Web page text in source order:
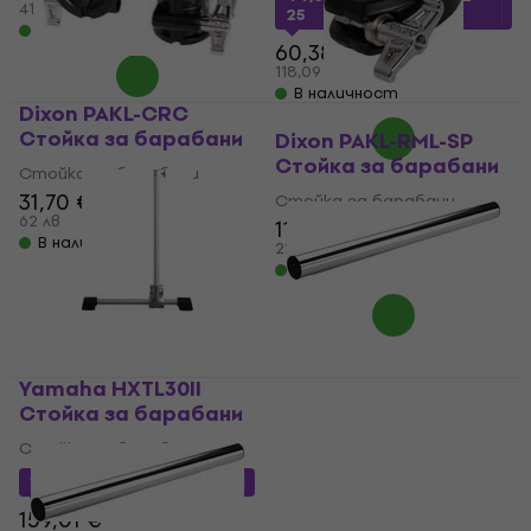
41,66 лв
В наличност
25
60,38 €
118,09 лв
В наличност
Dixon PAKL-CRC
Стойкa за барабани
Стойкa за барабани
31,70 €
62 лв
В наличност
Dixon PAKL-RML-SP
Стойкa за барабани
Стойкa за барабани
11,30 €
22,10 лв 12,20 €
В наличност
Yamaha HXTL30II
Стойкa за барабани
Стойкa за барабани
147,54 €с кодMUZMUZ-5
159,01 €